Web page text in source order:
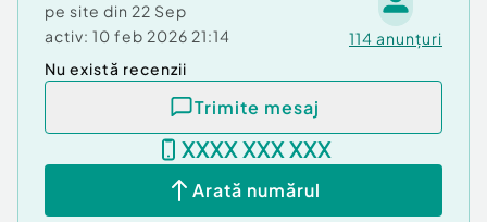
pe site din 22 Sep
activ: 10 feb 2026 21:14 114 anunțuri
Nu există recenzii
Trimite mesaj
XXXX XXX XXX
Arată numărul